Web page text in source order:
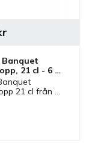
Banquet
21 cl - 6
21 cl från
och har